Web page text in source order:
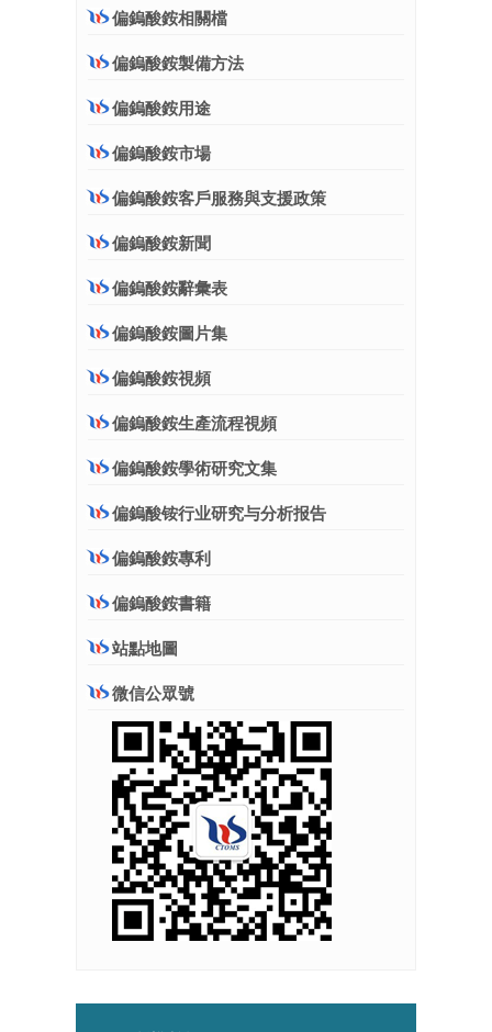
偏鎢酸銨相關檔
偏鎢酸銨製備方法
偏鎢酸銨用途
偏鎢酸銨市場
偏鎢酸銨客戶服務與支援政策
偏鎢酸銨新聞
偏鎢酸銨辭彙表
偏鎢酸銨圖片集
偏鎢酸銨視頻
偏鎢酸銨生產流程視頻
偏鎢酸銨學術研究文集
偏鎢酸铵行业研究与分析报告
偏鎢酸銨專利
偏鎢酸銨書籍
站點地圖
微信公眾號